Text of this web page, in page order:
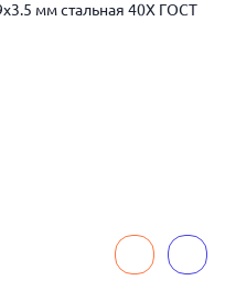
мм стальная 40Х ГОСТ